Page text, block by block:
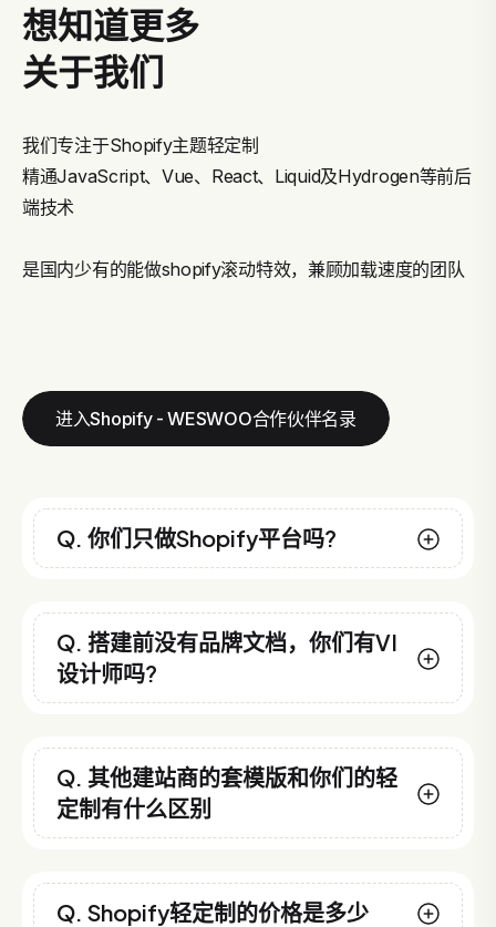
想知道更多
关于我们
我们专注于Shopify主题轻定制
精通JavaScript、Vue、React、Liquid及Hydrogen等前后
端技术
是国内少有的能做shopify滚动特效，兼顾加载速度的团队
进入Shopify - WESWOO合作伙伴名录
Q. 你们只做Shopify平台吗?
Q. 搭建前没有品牌文档，你们有VI
设计师吗?
Q. 其他建站商的套模版和你们的轻
定制有什么区别
Q. Shopify轻定制的价格是多少